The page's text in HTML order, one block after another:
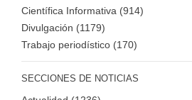
Científica Informativa (914)
Divulgación (1179)
Trabajo periodístico (170)
SECCIONES DE NOTICIAS